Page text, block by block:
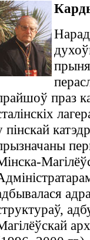
праз
пінскай